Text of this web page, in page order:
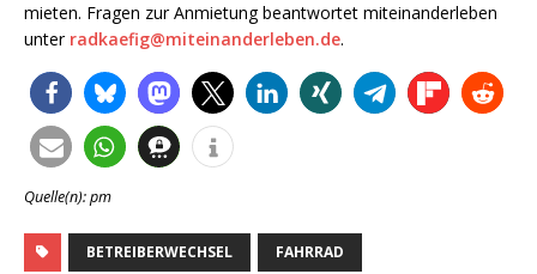
mieten. Fragen zur Anmietung beantwortet miteinanderleben
unter radkaefig@miteinanderleben.de.
Quelle(n): pm
BETREIBERWECHSEL FAHRRAD